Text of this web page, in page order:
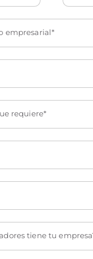
empresarial
requiere
tiene tu